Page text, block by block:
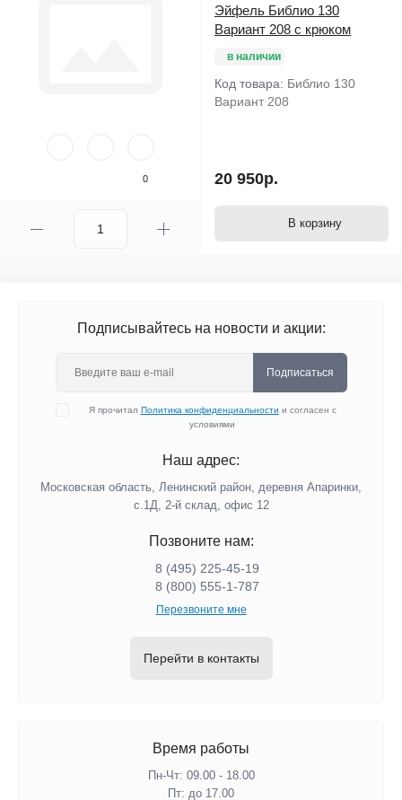
0
Эйфель Библио 130
Вариант 208 с крюком
в наличии
Код товара: Библио 130
Вариант 208
20 950р.
В корзину
Подписывайтесь на новости и акции:
Подписаться
Я прочитал Политика конфиденциальности и согласен с
условиями
Наш адрес:
Московская область, Ленинский район, деревня Апаринки,
с.1Д, 2-й склад, офис 12
Позвоните нам:
8 (495) 225-45-19
8 (800) 555-1-787
Перезвоните мне
Перейти в контакты
Время работы
Пн-Чт: 09.00 - 18.00
Пт: до 17.00